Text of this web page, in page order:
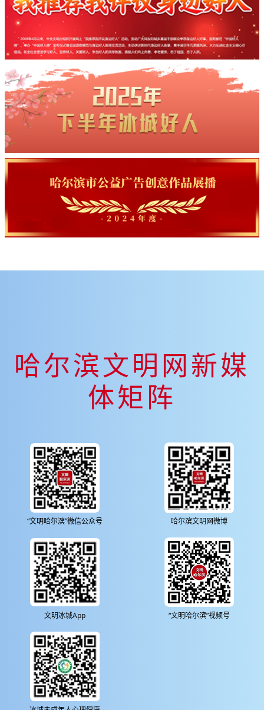
哈尔滨文明网新媒
体矩阵
“文明哈尔滨”微信公众号 哈尔滨文明网微博
文明冰城App “文明哈尔滨”视频号